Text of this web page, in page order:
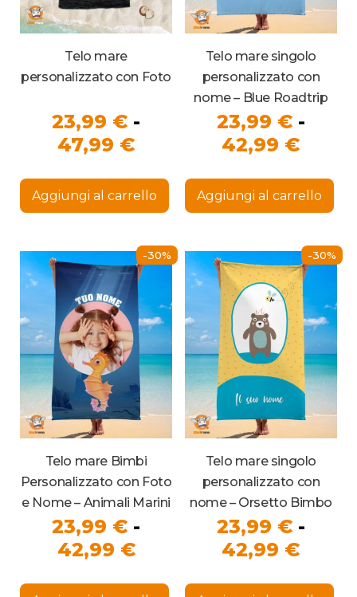
Telo mare
personalizzato con Foto
23,99 € -
47,99 €Fascia
prezzo:
da
a
47,99 €
Aggiungi al carrello
prodotto
più
Le
opzioni
possono
scelte
nella
pagina
del
prodotto
Telo mare singolo
personalizzato con
nome – Blue Roadtrip
23,99 € -
42,99 €
da
a
Aggiungi al carrello
Le
del
-30%
Telo mare Bimbi
Personalizzato con Foto
e Nome – Animali Marini
23,99 € -
42,99 €Fascia
prodotto
-30%
Telo mare singolo
personalizzato con
nome – Orsetto Bimbo
23,99 € -
42,99 €